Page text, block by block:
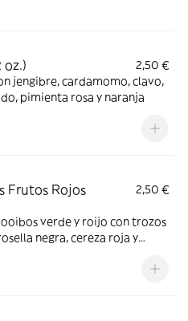
oz.)
2,50 €
jengibre, cardamomo, clavo,
pimienta rosa y naranja
Frutos Rojos
2,50 €
verde y roijo con trozos
negra, cereza roja y